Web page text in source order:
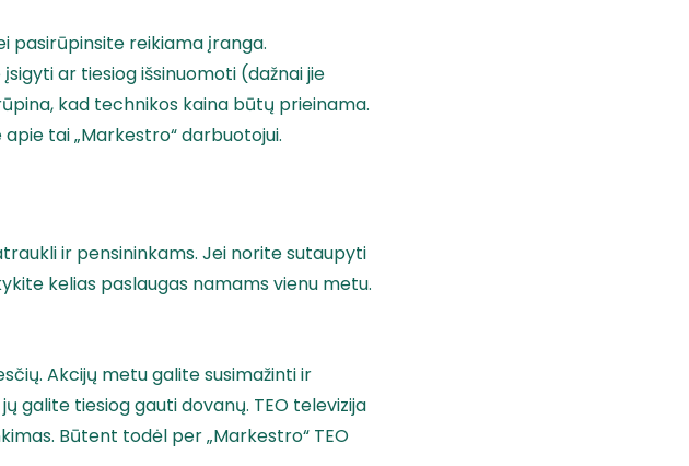
pasirūpinsite reikiama įranga.
ar tiesiog išsinuomoti (dažnai jie
kad technikos kaina būtų prieinama.
tai „Markestro“ darbuotojui.
ir pensininkams. Jei norite sutaupyti
kelias paslaugas namams vienu metu.
Akcijų metu galite susimažinti ir
galite tiesiog gauti dovanų. TEO televizija
Būtent todėl per „Markestro“ TEO